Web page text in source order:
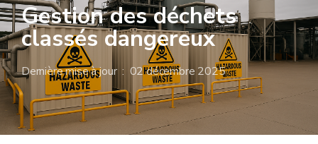
Gestion des déchets
classés dangereux
Dernière mise à jour : 02 décembre 2025